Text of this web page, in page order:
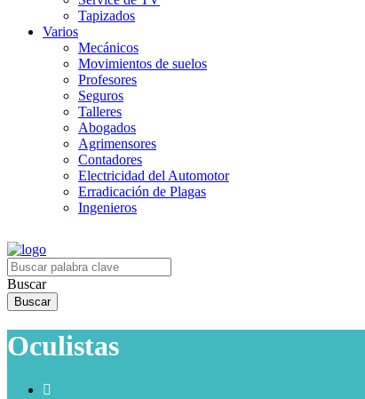
Tapizados
Varios
Mecánicos
Movimientos de suelos
Profesores
Seguros
Talleres
Abogados
Agrimensores
Contadores
Electricidad del Automotor
Erradicación de Plagas
Ingenieros
Buscar
Oculistas